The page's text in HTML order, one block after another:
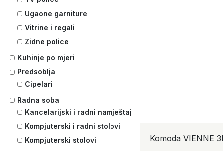
Ugaone garniture
Vitrine i regali
Zidne police
Kuhinje po mjeri
Predsoblja
Cipelari
Radna soba
Kancelarijski i radni namještaj
Kompjuterski i radni stolovi
Kompjuterski stolovi
Komoda VIENNE